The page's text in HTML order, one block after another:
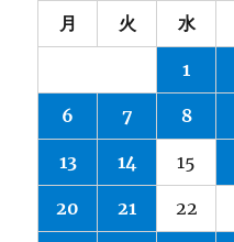
月 火 水
1
6 7 8
13 14 15
20 21 22